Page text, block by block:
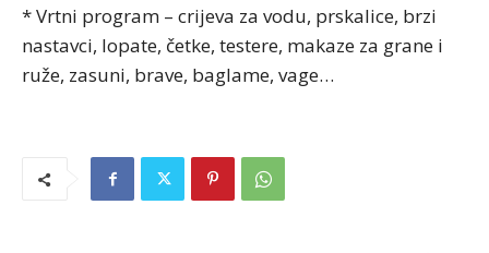
* Vrtni program – crijeva za vodu, prskalice, brzi
nastavci, lopate, četke, testere, makaze za grane i
ruže, zasuni, brave, baglame, vage…